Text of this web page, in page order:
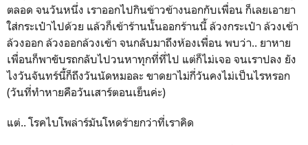
ตลอด จนวันหนึ่ง เราออกไปกินข้าวข้างนอกกับเพื่อน ก็เลยเอายา
ใส่กระเป๋าไปด้วย แล้วก็เข้าร้านนั้นออกร้านนี้ ล้วงกระเป๋า ล้วงเข้า
ล้วงออก ล้วงออกล้วงเข้า จนกลับมาถึงห้องเพื่อน พบว่า.. ยาหาย
เพื่อนก็พาขับรถกลับไปวนหาทุกที่ที่ไป แต่ก็ไม่เจอ จนเราปลง ยัง
ไงวันจันทร์นี้ก็ถึงวันนัดหมอละ ขาดยาไม่กี่วันคงไม่เป็นไรหรอก
(วันที่ทำหายคือวันเสาร์ตอนเย็นค่ะ)
แต่.. โรคไบโพล่าร์มันโหดร้ายกว่าที่เราคิด